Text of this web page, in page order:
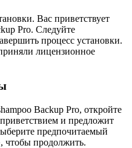
Вас приветствует
Pro. Следуйте
процесс установки.
лицензионное
Backup Pro, откройте
и предложит
предпочитаемый
чтобы продолжить.